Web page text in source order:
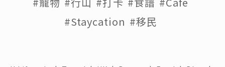
#Staycation #移民